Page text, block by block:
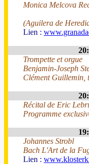
Monica Melcova
(Aguilera de
Lien :
Trompette et orgue
Benjamin-Joseph
Clément Guillemin,
Récital de Eric
Programme
Johannes Strobl
Bach L'Art de la
Lien :